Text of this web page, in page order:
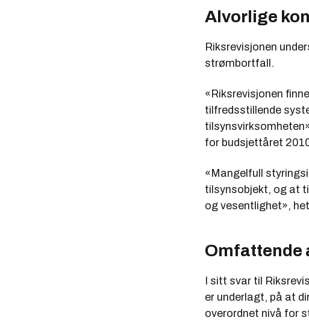
Alvorlige
Riksrevisjonen
strømbortfall.
«Riksrevisjonen
tilfredsstillende
for budsjettåret
«Mangelfull
tilsynsobjekt, og at
og vesentlighet»,
Omfattende
I sitt svar til
er underlagt, på at
overordnet nivå for